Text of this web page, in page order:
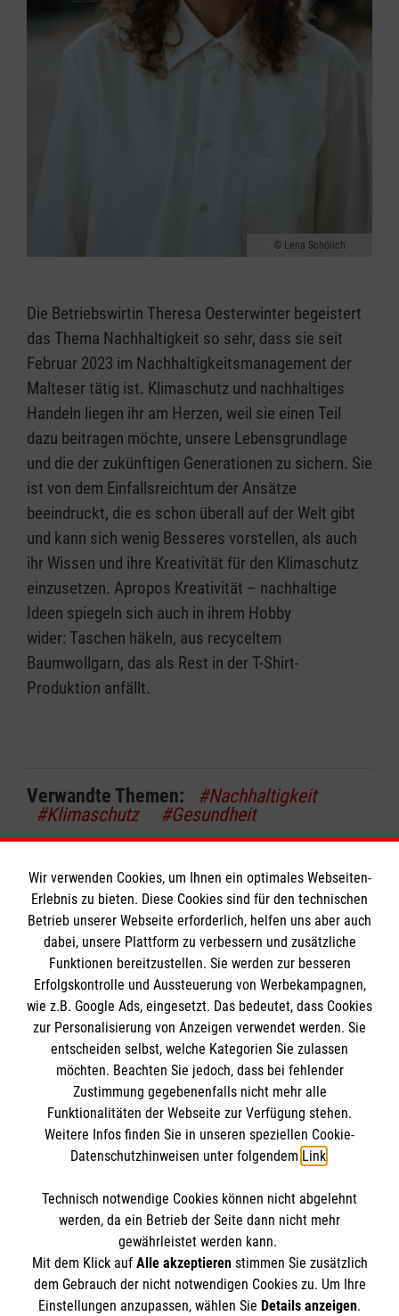
Lena Schölich
Die Betriebswirtin Theresa Oesterwinter begeistert
das Thema Nachhaltigkeit so sehr, dass sie seit
Februar 2023 im Nachhaltigkeitsmanagement der
Malteser tätig ist. Klimaschutz und nachhaltiges
Handeln liegen ihr am Herzen, weil sie einen Teil
dazu beitragen möchte, unsere Lebensgrundlage
und die der zukünftigen Generationen zu sichern. Sie
ist von dem Einfallsreichtum der Ansätze
beeindruckt, die es schon überall auf der Welt gibt
und kann sich wenig Besseres vorstellen, als auch
ihr Wissen und ihre Kreativität für den Klimaschutz
einzusetzen. Apropos Kreativität – nachhaltige
Ideen spiegeln sich auch in ihrem Hobby
wider: Taschen häkeln, aus recyceltem
Baumwollgarn, das als Rest in der T-Shirt-
Produktion anfällt.
Verwandte Themen:
#Nachhaltigkeit
#Klimaschutz
#Gesundheit
Verwandte Artikel
Gesundheit weiter denken
Gesundheit für alle
Macht Ehrenamt gesund?
Links zum Artikel
SharePoint: Themenspecial Hitze
SharePoint: Aufzeichnung Hitze-Vortrag
Kontakt Themenübersicht
Mediadaten
Datenschutz Impressum
Wir verwenden Cookies, um Ihnen ein optimales Webseiten-
Erlebnis zu bieten. Diese Cookies sind für den technischen
Betrieb unserer Webseite erforderlich, helfen uns aber auch
dabei, unsere Plattform zu verbessern und zusätzliche
Funktionen bereitzustellen. Sie werden zur besseren
Erfolgskontrolle und Aussteuerung von Werbekampagnen,
wie z.B. Google Ads, eingesetzt. Das bedeutet, dass Cookies
zur Personalisierung von Anzeigen verwendet werden. Sie
entscheiden selbst, welche Kategorien Sie zulassen
möchten. Beachten Sie jedoch, dass bei fehlender
Zustimmung gegebenenfalls nicht mehr alle
Funktionalitäten der Webseite zur Verfügung stehen.
Weitere Infos finden Sie in unseren speziellen Cookie-
Datenschutzhinweisen unter folgendem Link.
Technisch notwendige Cookies können nicht abgelehnt
werden, da ein Betrieb der Seite dann nicht mehr
gewährleistet werden kann.
Mit dem Klick auf Alle akzeptierenstimmen Sie zusätzlich
dem Gebrauch der nicht notwendigen Cookies zu. Um Ihre
Einstellungen anzupassen, wählen Sie Details anzeigen.